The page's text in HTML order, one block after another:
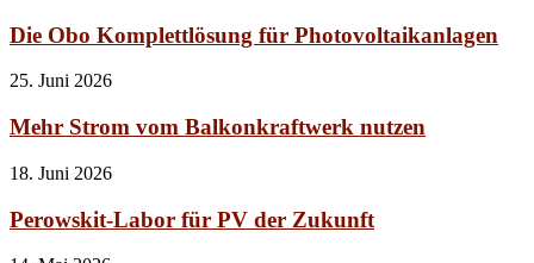
Die Obo Komplettlösung für Photovoltaikanlagen
25. Juni 2026
Mehr Strom vom Balkonkraftwerk nutzen
18. Juni 2026
Perowskit-Labor für PV der Zukunft